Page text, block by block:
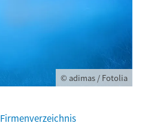
© adimas / Fotolia
Firmenverzeichnis